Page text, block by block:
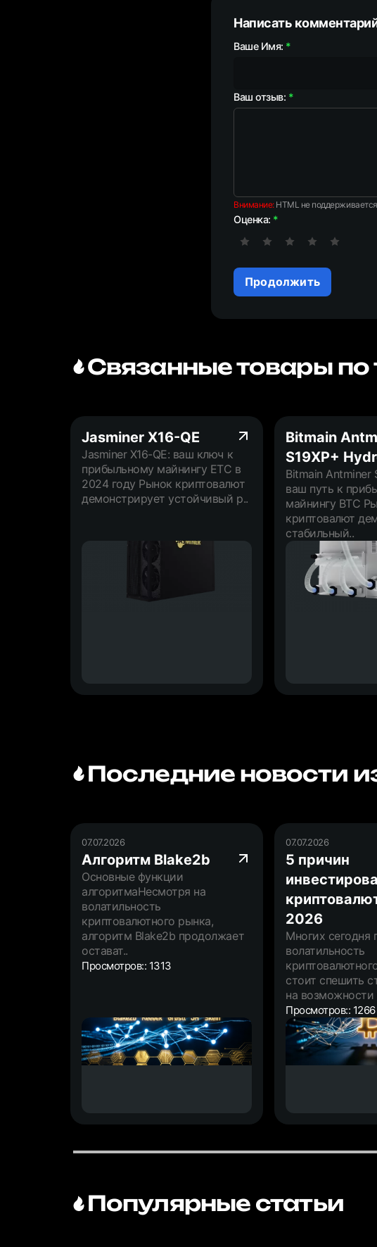
Написать
Ваше Имя:
Ваш отзыв:
Внимание:HTML не
Оценка:
Продолжить
Связанные товары по
Jasminer X16-QE
Jasminer X16-QE: ваш ключ к
прибыльному майнингу ETC в
2024 году Рынок криптовалют
демонстрирует устойчивый р..
Bitmain
S19XP+
Bitmain Antminer
ваш путь к
майнингу BTC
криптовалют
стабильный..
Последние новости
07.07.2026
Алгоритм Blake2b
Основные функции
алгоритмаНесмотря на
волатильность
криптовалютного рынка,
алгоритм Blake2b продолжает
остават..
Просмотров:: 1313
07.07.2026
5 причин
2026
Многих сегодня
волатильность
стоит спешить
на возможности
Просмотров:: 1266
Популярные статьи